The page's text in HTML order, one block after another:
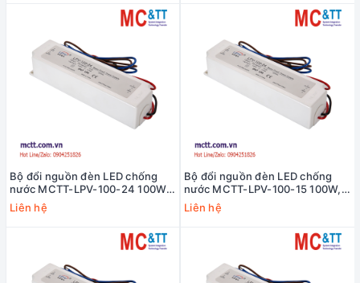
Bộ đổi nguồn đèn LED chống
nước MCTT-LPV-100-24 100W,
24VDC, 4.2A
Liên hệ
Bộ đổi nguồn đèn LED chống
nước MCTT-LPV-100-15 100W,
15VDC, 6.7A
Liên hệ